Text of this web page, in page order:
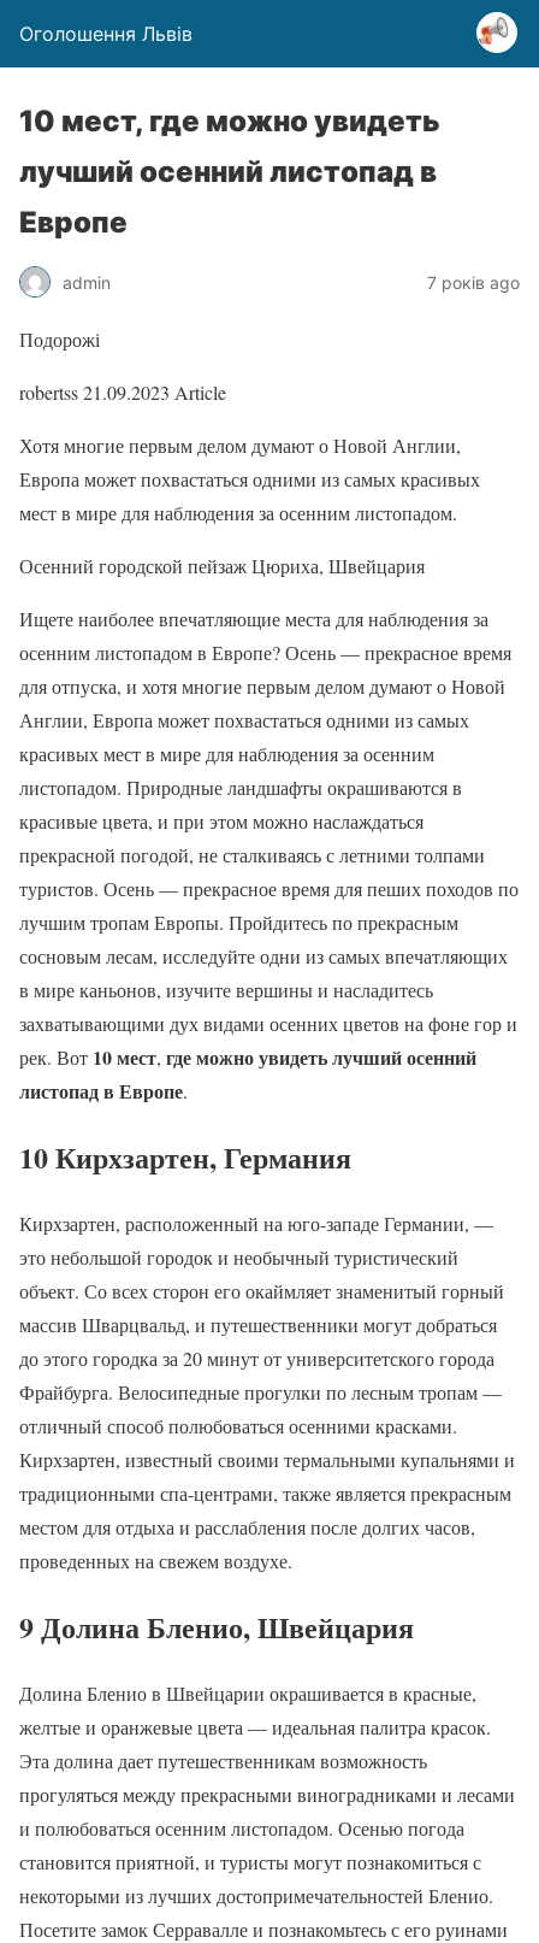
Оголошення Львів
10 мест, где можно увидеть
лучший осенний листопад в
Европе
admin 7 років ago
Подорожі
robertss21.09.2023 Article
Хотя многие первым делом думают о Новой Англии,
Европа может похвастаться одними из самых красивых
мест в мире для наблюдения за осенним листопадом.
Осенний городской пейзаж Цюриха, Швейцария
Ищете наиболее впечатляющие места для наблюдения за
осенним листопадом в Европе? Осень — прекрасное время
для отпуска, и хотя многие первым делом думают о Новой
Англии, Европа может похвастаться одними из самых
красивых мест в мире для наблюдения за осенним
листопадом. Природные ландшафты окрашиваются в
красивые цвета, и при этом можно наслаждаться
прекрасной погодой, не сталкиваясь с летними толпами
туристов. Осень — прекрасное время для пеших походов по
лучшим тропам Европы. Пройдитесь по прекрасным
сосновым лесам, исследуйте одни из самых впечатляющих
в мире каньонов, изучите вершины и насладитесь
захватывающими дух видами осенних цветов на фоне гор и
рек. Вот 10 мест, где можно увидеть лучший осенний
листопад в Европе.
10 Кирхзартен, Германия
Кирхзартен, расположенный на юго-западе Германии, —
это небольшой городок и необычный туристический
объект. Со всех сторон его окаймляет знаменитый горный
массив Шварцвальд, и путешественники могут добраться
до этого городка за 20 минут от университетского города
Фрайбурга. Велосипедные прогулки по лесным тропам —
отличный способ полюбоваться осенними красками.
Кирхзартен, известный своими термальными купальнями и
традиционными спа-центрами, также является прекрасным
местом для отдыха и расслабления после долгих часов,
проведенных на свежем воздухе.
9 Долина Бленио, Швейцария
Долина Бленио в Швейцарии окрашивается в красные,
желтые и оранжевые цвета — идеальная палитра красок.
Эта долина дает путешественникам возможность
прогуляться между прекрасными виноградниками и лесами
и полюбоваться осенним листопадом. Осенью погода
становится приятной, и туристы могут познакомиться с
некоторыми из лучших достопримечательностей Бленио.
Посетите замок Серравалле и познакомьтесь с его руинами